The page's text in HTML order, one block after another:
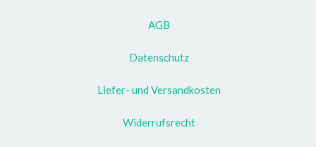
AGB
Datenschutz
Liefer- und Versandkosten
Widerrufsrecht